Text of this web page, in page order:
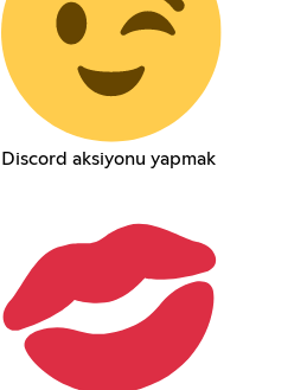
Discord aksiyonu yapmak